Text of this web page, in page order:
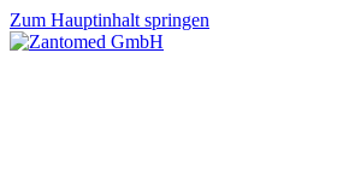
Zum Hauptinhalt springen